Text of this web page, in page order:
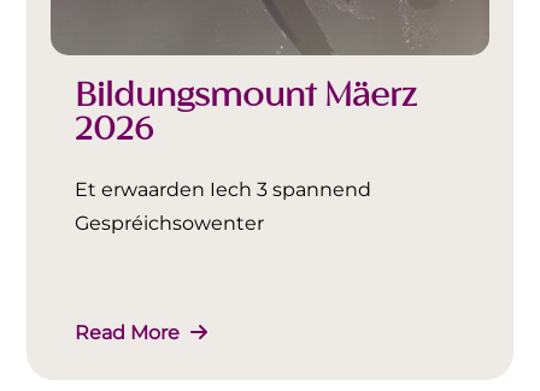
Bildungsmount Mäerz
2026
Et erwaarden Iech 3 spannend
Gespréichsowenter
Read More